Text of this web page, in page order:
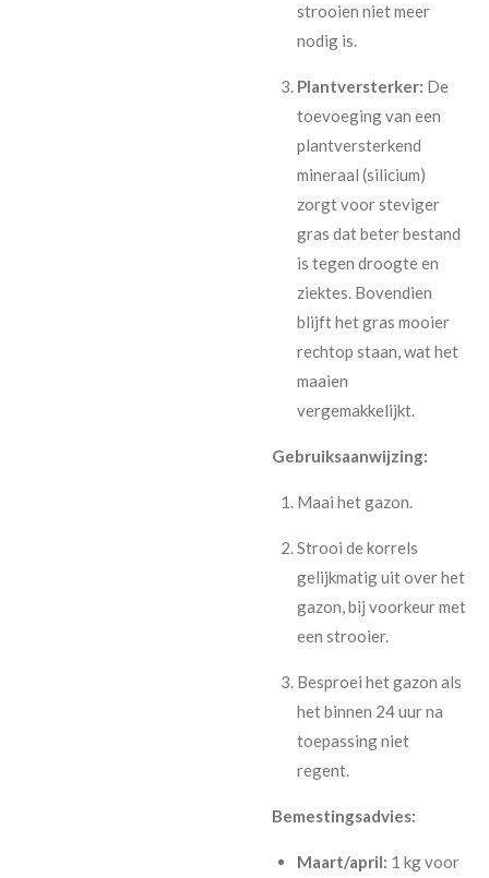
strooien niet meer
nodig is.
Plantversterker: De
toevoeging van een
plantversterkend
mineraal (silicium)
zorgt voor steviger
gras dat beter bestand
is tegen droogte en
ziektes. Bovendien
blijft het gras mooier
rechtop staan, wat het
maaien
vergemakkelijkt.
Gebruiksaanwijzing:
Maai het gazon.
Strooi de korrels
gelijkmatig uit over het
gazon, bij voorkeur met
een strooier.
Besproei het gazon als
het binnen 24 uur na
toepassing niet
regent.
Bemestingsadvies:
Maart/april: 1 kg voor